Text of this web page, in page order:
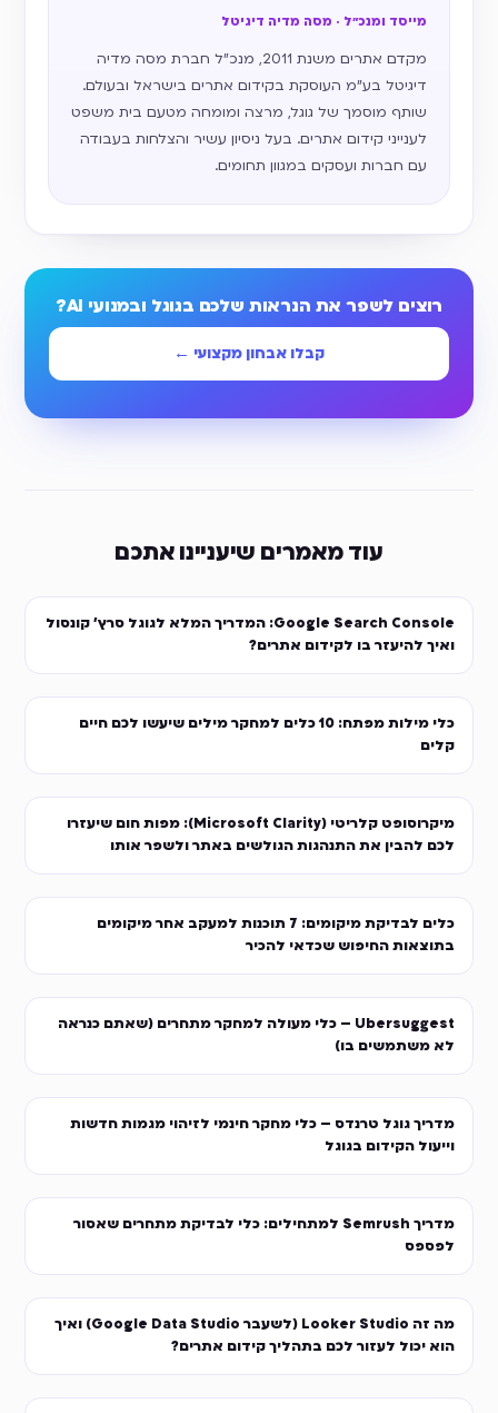
מייסד ומנכ״ל · מסה מדיה דיגיטל
מקדם אתרים משנת 2011, מנכ״ל חברת מסה מדיה
דיגיטל בע״מ העוסקת בקידום אתרים בישראל ובעולם.
שותף מוסמך של גוגל, מרצה ומומחה מטעם בית משפט
לענייני קידום אתרים. בעל ניסיון עשיר והצלחות בעבודה
עם חברות ועסקים במגוון תחומים.
רוצים לשפר את הנראות שלכם בגוגל ובמנועי AI?
קבלו אבחון מקצועי ←
עוד מאמרים שיעניינו אתכם
Google Search Console: המדריך המלא לגוגל סרץ׳ קונסול
ואיך להיעזר בו לקידום אתרים?
כלי מילות מפתח: 10 כלים למחקר מילים שיעשו לכם חיים
קלים
מיקרוסופט קלריטי (Microsoft Clarity): מפות חום שיעזרו
לכם להבין את התנהגות הגולשים באתר ולשפר אותו
כלים לבדיקת מיקומים: 7 תוכנות למעקב אחר מיקומים
בתוצאות החיפוש שכדאי להכיר
Ubersuggest – כלי מעולה למחקר מתחרים (שאתם כנראה
לא משתמשים בו)
מדריך גוגל טרנדס – כלי מחקר חינמי לזיהוי מגמות חדשות
וייעול הקידום בגוגל
מדריך Semrush למתחילים: כלי לבדיקת מתחרים שאסור
לפספס
מה זה Looker Studio (לשעבר Google Data Studio) ואיך
הוא יכול לעזור לכם בתהליך קידום אתרים?